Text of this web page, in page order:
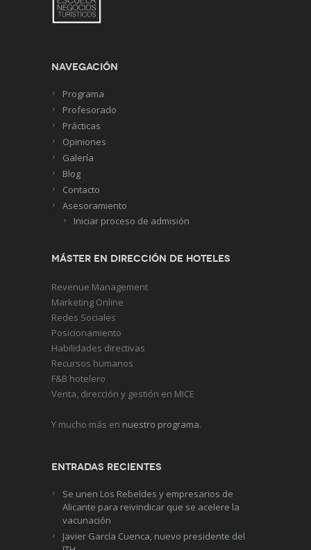
Navegación
Programa
Profesorado
Prácticas
Opiniones
Galería
Blog
Contacto
Asesoramiento
Iniciar proceso de admisión
Máster en Dirección de Hoteles
Revenue Management
Marketing Online
Redes Sociales
Posicionamiento
Habilidades directivas
Recursos humanos
F&B hotelero
Venta, dirección y gestión en MICE
Y mucho más en nuestro programa.
Entradas recientes
Se unen Los Rebeldes y empresarios de
Alicante para reivindicar que se acelere la
vacunación
Javier García Cuenca, nuevo presidente del